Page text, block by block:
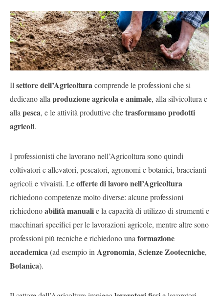
professioni
Blog
Pubblica
Offerte
Aziende
Ilsettore dell’Agricolturacomprende le professioni che si
dedicano allaproduzione agricola e animale, alla silvicoltura e
allapesca, e le attività produttive chetrasformano prodotti
agricoli.
I professionisti che lavorano nell’Agricoltura sono quindi
coltivatori e allevatori, pescatori, agronomi e botanici, braccianti
agricoli e vivaisti. Leofferte di lavoro nell’Agricoltura
richiedono competenze molto diverse: alcune professioni
richiedonoabilità manualie la capacità di utilizzo di strumenti e
macchinari specifici per le lavorazioni agricole, mentre altre sono
professioni più tecniche e richiedono unaformazione
accademica(ad esempio inAgronomia, Scienze Zootecniche,
Botanica).